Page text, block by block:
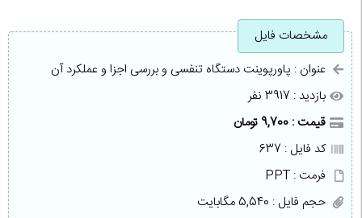
مشخصات فایل
عنوان : پاورپوینت دستگاه تنفسی و بررسی اجزا و عملکرد آن
بازدید : 3917 نفر
قیمت : 9,700 تومان
کد فایل : 637
فرمت : PPT
حجم فایل : 5,540 مگابایت